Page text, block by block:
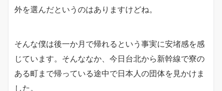
外を選んだというのはありますけどね。
そんな僕は後一か月で帰れるという事実に安堵感を感
じています。そんななか、今日台北から新幹線で寮の
ある町まで帰っている途中で日本人の団体を見かけま
した。